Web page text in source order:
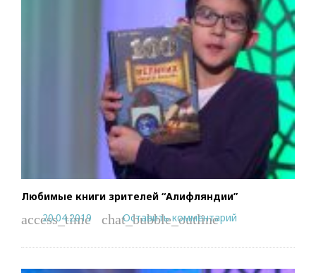
Любимые книги зрителей “Алифляндии”
access_time
20.04.2019 chat_bubble_outline
Оставить комментарий